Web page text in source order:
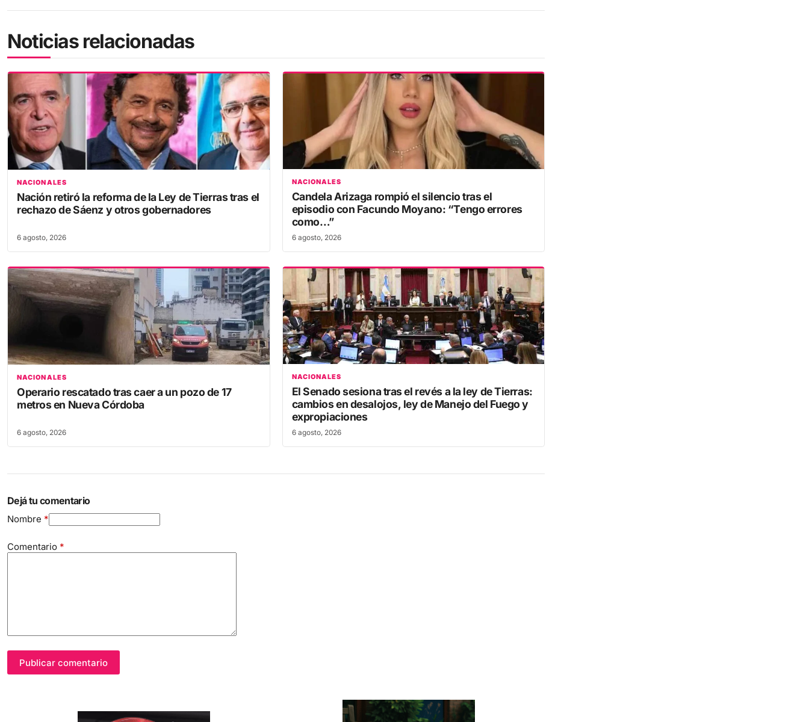
Noticias relacionadas
NACIONALES
Nación retiró la reforma de la Ley de Tierras tras el
rechazo de Sáenz y otros gobernadores
NACIONALES
Candela Arizaga rompió el silencio tras el
episodio con Facundo Moyano: “Tengo errores
como…”
6 agosto, 2026
NACIONALES
Operario rescatado tras caer a un pozo de 17
metros en Nueva Córdoba
NACIONALES
El Senado sesiona tras el revés a la ley de Tierras:
cambios en desalojos, ley de Manejo del Fuego y
expropiaciones
6 agosto, 2026
Nombre*
Publicar comentario